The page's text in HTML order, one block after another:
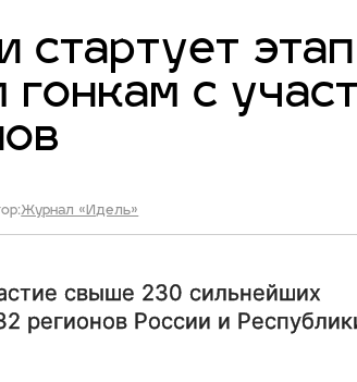
стартует
с
Журнал «Идель»
свыше 230 сильнейших
регионов России и